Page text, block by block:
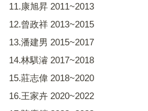
11.康旭昇 2011~2013
12.曾政祥 2013~2015
13.潘建男 2015~2017
14.林騏濬 2017~2018
15.莊志偉 2018~2020
16.王家卉 2020~2022